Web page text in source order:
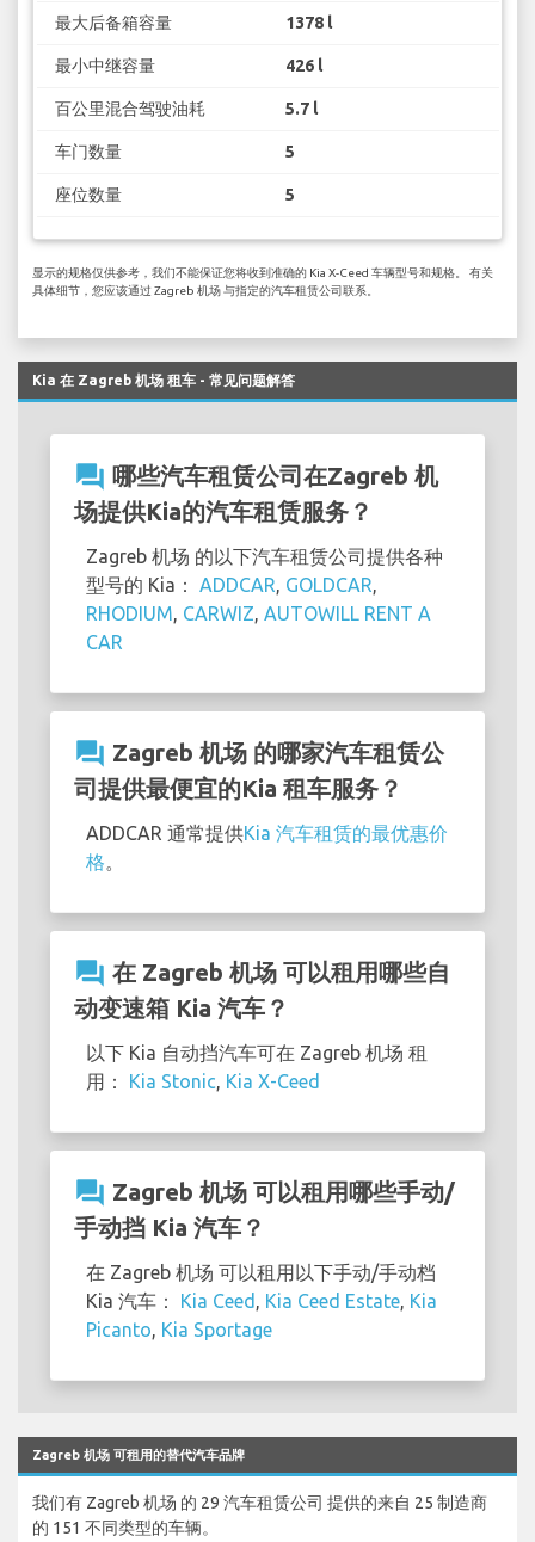
最大后备箱容量 1378 l
最小中继容量 426 l
百公里混合驾驶油耗 5.7 l
车门数量 5
座位数量 5
显示的规格仅供参考，我们不能保证您将收到准确的 Kia X-Ceed 车辆型号和规格。 有关
具体细节，您应该通过 Zagreb 机场 与指定的汽车租赁公司联系。
Kia 在 Zagreb 机场 租车 - 常见问题解答
question_answer 哪些汽车租赁公司在Zagreb 机
场提供Kia的汽车租赁服务？
Zagreb 机场 的以下汽车租赁公司提供各种
型号的 Kia： ADDCAR GOLDCAR
RHODIUM CARWIZ AUTOWILL RENT A
CAR
question_answer Zagreb 机场 的哪家汽车租赁公
司提供最便宜的Kia 租车服务？
ADDCAR 通常提供Kia 汽车租赁的最优惠价
格
question_answer 在 Zagreb 机场 可以租用哪些自
动变速箱 Kia 汽车？
以下 Kia 自动挡汽车可在 Zagreb 机场 租
用： Kia Stonic Kia X-Ceed
question_answer Zagreb 机场 可以租用哪些手动/
手动挡 Kia 汽车？
在 Zagreb 机场 可以租用以下手动/手动档
Kia 汽车： Kia Ceed Kia Ceed Estate Kia
Picanto Kia Sportage
Zagreb 机场 可租用的替代汽车品牌
我们有 Zagreb 机场 的 29 汽车租赁公司 提供的来自 25 制造商
的 151 不同类型的车辆。